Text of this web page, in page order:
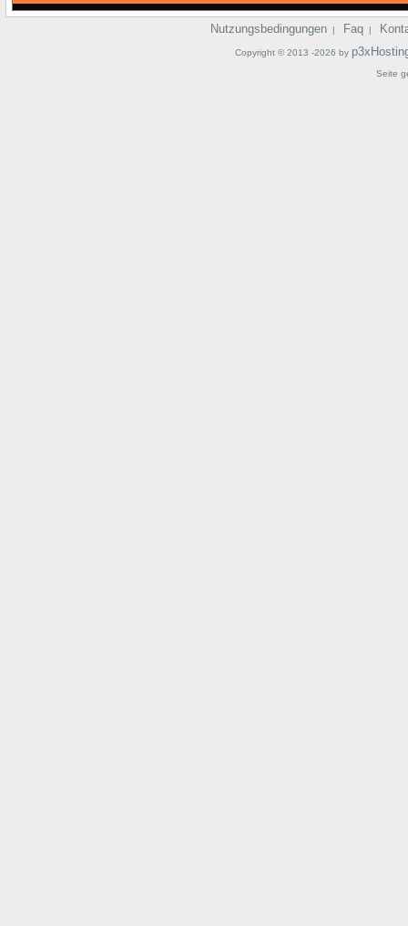
Nutzungsbedingungen | Faq |
Copyright © 2013 -2026 by
Seite